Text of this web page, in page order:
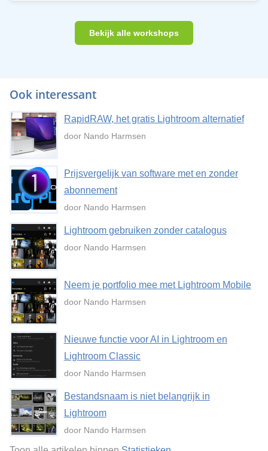
Bekijk alle workshops
Ook interessant
RapidRAW, het gratis Lightroom alternatief
door Nando Harmsen
Prijsvergelijk van software met en zonder
abonnement
door Nando Harmsen
Lightroom gebruiken zonder catalogus
door Nando Harmsen
Neem je portfolio mee met Lightroom Mobile
door Nando Harmsen
Nieuwe functie voor AI in Lightroom en
Lightroom Classic
door Nando Harmsen
Bestandsnaam is niet belangrijk in
Lightroom
door Nando Harmsen